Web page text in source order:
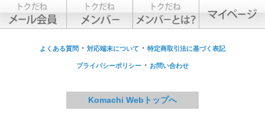
よくある質問 ・ 対応端末について ・ 特定商取引法に基づく表記
プライバシーポリシー ・ お問い合わせ
Komachi Webトップへ